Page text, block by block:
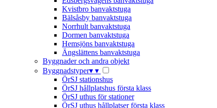
Kvistbro banvaktstuga
Bälsåsby banvaktstuga
Norrhult banvaktstuga
Dormen banvaktstuga
Hemsjöns banvaktstuga
Ängslättens banvaktstuga
Byggnader och andra objekt
Byggnadstyper▾ ▾
ÖrSJ stationshus
ÖrSJ hållplatshus första klass
ÖrSJ uthus för stationer
ÖrSJ uthus hållplatser första klass